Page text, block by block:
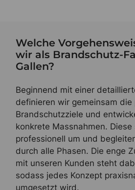
Welche
wir als Brandschutz-
Gallen?
Beginnend mit einer
definieren wir gemeinsam die
Brandschutzziele und
konkrete Massnahmen.
professionell um und
durch alle Phasen. Die enge
mit unseren Kunden steht
sodass jedes Konzept
umgesetzt wird.